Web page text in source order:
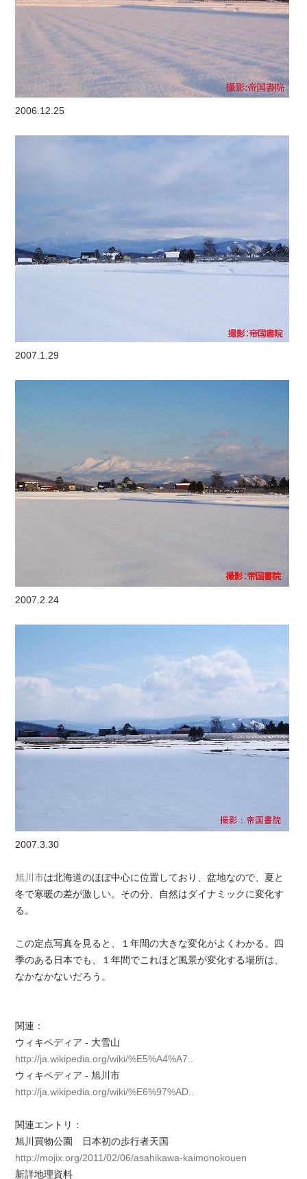
2006.12.25
2007.1.29
2007.2.24
2007.3.30
旭川市は北海道のほぼ中心に位置しており、盆地なので、夏と
冬で寒暖の差が激しい。その分、自然はダイナミックに変化す
る。
この定点写真を見ると、１年間の大きな変化がよくわかる。四
季のある日本でも、１年間でこれほど風景が変化する場所は、
なかなかないだろう。
関連：
ウィキペディア - 大雪山
http://ja.wikipedia.org/wiki/%E5%A4%A7..
ウィキペディア - 旭川市
http://ja.wikipedia.org/wiki/%E6%97%AD..
関連エントリ：
旭川買物公園 日本初の歩行者天国
http://mojix.org/2011/02/06/asahikawa-kaimonokouen
新詳地理資料